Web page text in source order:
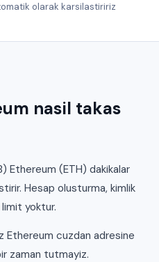
olarak karsilastiririz
nasil takas
Ethereum (ETH) dakikalar
Hesap olusturma, kimlik
yoktur.
Ethereum cuzdan adresine
zaman tutmayiz.